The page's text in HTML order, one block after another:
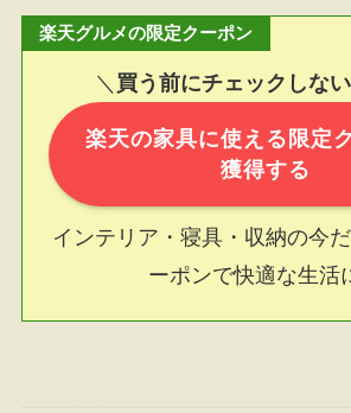
楽天グルメの限定クーポン
＼ 買う前にチェックしな
楽天の家具に使える限定
獲得する
インテリア・寝具・収納の今
ーポンで快適な生活